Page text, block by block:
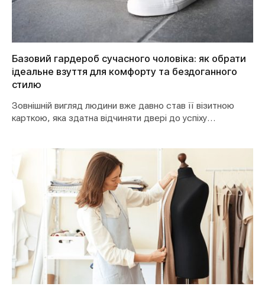
Базовий гардероб сучасного чоловіка: як обрати
ідеальне взуття для комфорту та бездоганного
стилю
Зовнішній вигляд людини вже давно став її візитною
карткою, яка здатна відчиняти двері до успіху…